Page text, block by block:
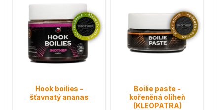
Hook boilies -
šťavnatý ananas
Boilie paste -
kořeněná oliheň
(KLEOPATRA)